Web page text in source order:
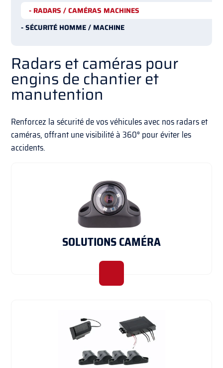
- RADARS / CAMÉRAS MACHINES
- SÉCURITÉ HOMME / MACHINE
Radars et caméras pour
engins de chantier et
manutention
Renforcez la sécurité de vos véhicules avec nos radars et
caméras, offrant une visibilité à 360° pour éviter les
accidents.
SOLUTIONS CAMÉRA